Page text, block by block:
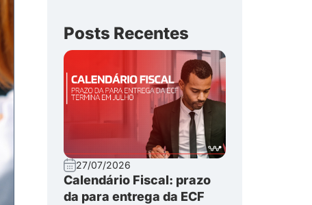
Posts Recentes
27/07/2026
Calendário Fiscal: prazo
da para entrega da ECF